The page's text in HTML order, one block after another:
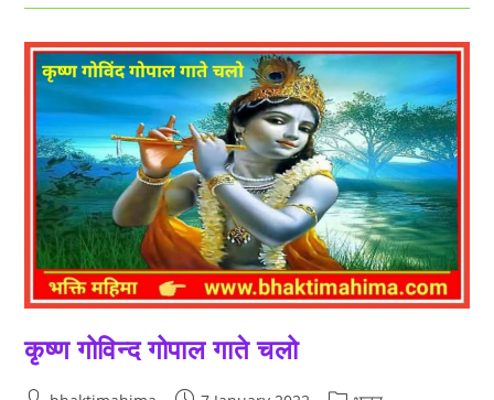
Ekadashi
कृष्ण गोविन्द गोपाल गाते चलो